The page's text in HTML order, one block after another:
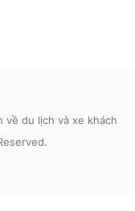
về du lịch và xe khách